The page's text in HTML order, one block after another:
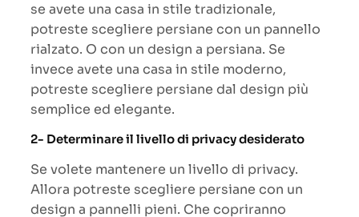
se avete una casa in stile tradizionale,
potreste scegliere persiane con un pannello
rialzato. O con un design a persiana. Se
invece avete una casa in stile moderno,
potreste scegliere persiane dal design più
semplice ed elegante.
2- Determinare il livello di privacy desiderato
Se volete mantenere un livello di privacy.
Allora potreste scegliere persiane con un
design a pannelli pieni. Che copriranno